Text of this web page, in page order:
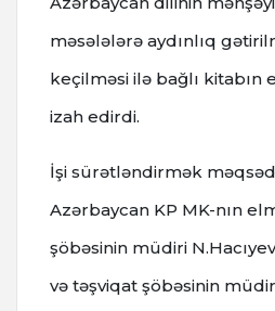
məsələlərə aydınlıq
keçilməsi ilə bağlı kitabın
izah edirdi.
İşi sürətləndirmək
Azərbaycan KP MK-nın
şöbəsinin müdiri
və təşviqat şöbəsinin